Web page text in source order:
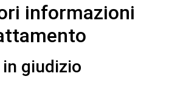
informazioni
giudizio